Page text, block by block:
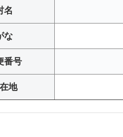
名
な
番号
地